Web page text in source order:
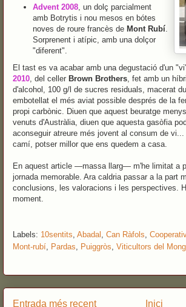
Advent 2008, un dolç parcialment
amb Botrytis i nou mesos en bótes
noves de roure francès de Mont Rubí.
Sorprenent i atípic, amb una dolçor
"diferent".
El tast es va acabar amb una degustació d'un
2010, del celler Brown Brothers, fet amb un
d'alcohol, 100 g/l de sucres residuals, macerat
embotellat el més aviat possible després de la
propi carbònic. Diuen que aquest beuratge
venuts d'Austràlia, diuen que aquesta gasòfia
aconseguir atreure més jovent al consum de
camí, potser millor que ens quedem a casa.
En aquest article —massa llarg— m'he limitat a
jornada memorable. Ara caldria passar a la part
conclusions, les valoracions i les perspectives.
moment.
Labels: 10sentits Abadal Can Ràfols
Mont-rubí Pardas Puiggròs Viticultors del
Entrada més recent Inici